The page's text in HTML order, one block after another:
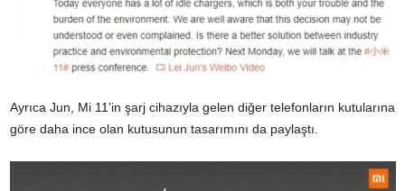
Ayrıca Jun, Mi 11’in şarj cihazıyla gelen diğer telefonların kutularına
göre daha ince olan kutusunun tasarımını da paylaştı.